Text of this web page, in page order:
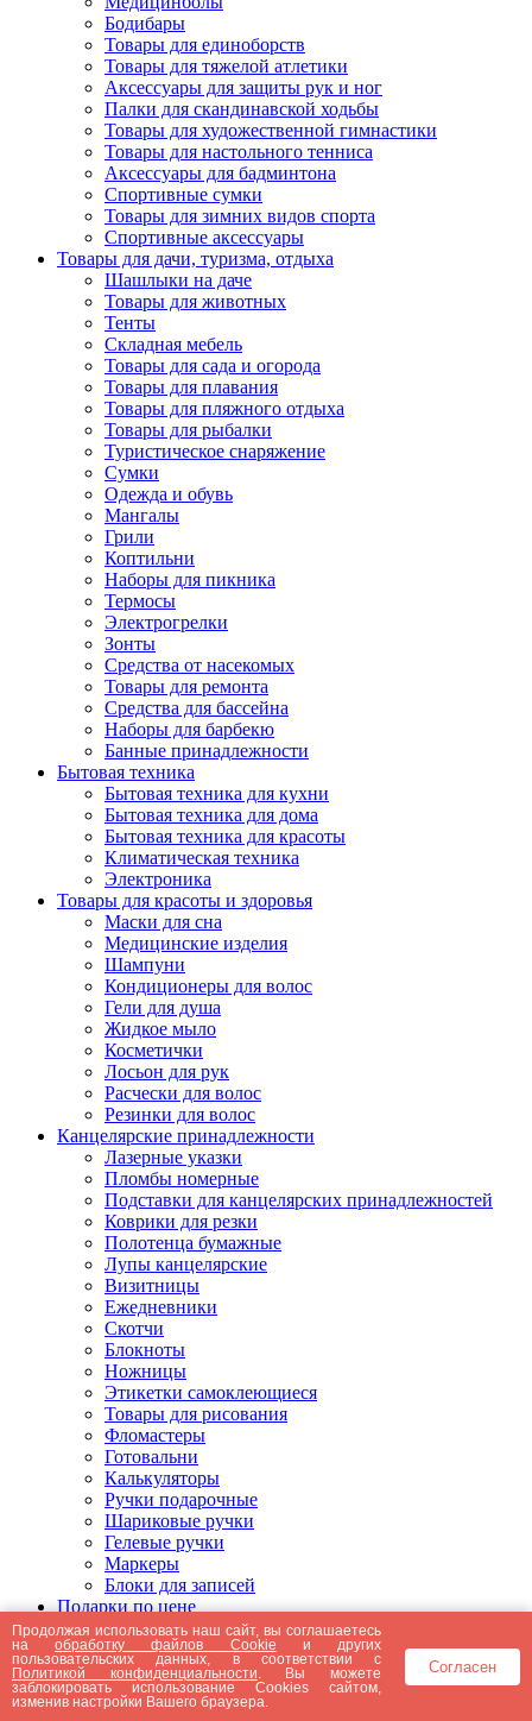
Бодибары
Товары для единоборств
Товары для тяжелой атлетики
Аксессуары для защиты рук и ног
Палки для скандинавской ходьбы
Товары для художественной гимнастики
Товары для настольного тенниса
Аксессуары для бадминтона
Спортивные сумки
Товары для зимних видов спорта
Спортивные аксессуары
Товары для дачи, туризма, отдыха
Шашлыки на даче
Товары для животных
Тенты
Складная мебель
Товары для сада и огорода
Товары для плавания
Товары для пляжного отдыха
Товары для рыбалки
Туристическое снаряжение
Сумки
Одежда и обувь
Мангалы
Грили
Коптильни
Наборы для пикника
Термосы
Электрогрелки
Зонты
Средства от насекомых
Товары для ремонта
Средства для бассейна
Наборы для барбекю
Банные принадлежности
Бытовая техника
Бытовая техника для кухни
Бытовая техника для дома
Бытовая техника для красоты
Климатическая техника
Электроника
Товары для красоты и здоровья
Маски для сна
Медицинские изделия
Шампуни
Кондиционеры для волос
Гели для душа
Жидкое мыло
Косметички
Лосьон для рук
Расчески для волос
Резинки для волос
Канцелярские принадлежности
Лазерные указки
Пломбы номерные
Подставки для канцелярских принадлежностей
Коврики для резки
Полотенца бумажные
Лупы канцелярские
Визитницы
Ежедневники
Скотчи
Блокноты
Ножницы
Этикетки самоклеющиеся
Товары для рисования
Фломастеры
Готовальни
Калькуляторы
Ручки подарочные
Шариковые ручки
Гелевые ручки
Маркеры
Блоки для записей
Подарки по цене
Подарки от 5000 рублей
Подарки до 5000 рублей
Подарки до 3000 рублей
Подарки до 2000 рублей
Подарки до 1000 рублей
Продолжая использовать наш сайт, вы соглашаетесь
наобработку файлов Cookie и других
пользовательских данных, в соответствии с
Политикой конфиденциальности . Вы можете
заблокировать использование Cookies сайтом,
изменив настройки Вашего браузера.
Согласен